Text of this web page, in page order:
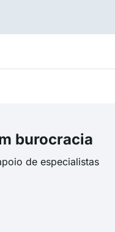
burocracia
de especialistas